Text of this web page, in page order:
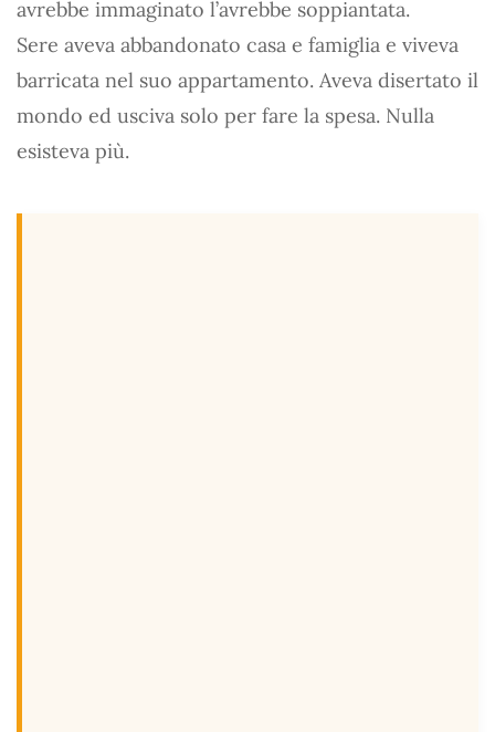
avrebbe immaginato l’avrebbe soppiantata.
Sere aveva abbandonato casa e famiglia e viveva
barricata nel suo appartamento. Aveva disertato il
mondo ed usciva solo per fare la spesa. Nulla
esisteva più.